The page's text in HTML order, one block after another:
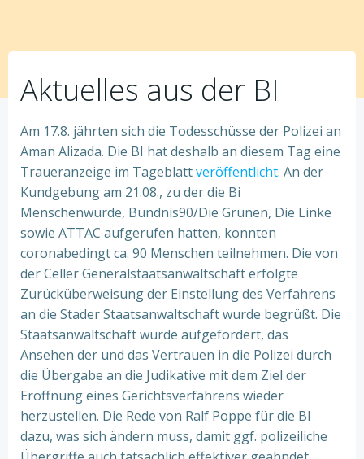
Aktuelles aus der BI
Am 17.8. jährten sich die Todesschüsse der Polizei an
Aman Alizada. Die BI hat deshalb an diesem Tag eine
Traueranzeige im Tageblattveröffentlicht. An der
Kundgebung am 21.08., zu der die Bi
Menschenwürde, Bündnis90/Die Grünen, Die Linke
sowie ATTAC aufgerufen hatten, konnten
coronabedingt ca. 90 Menschen teilnehmen. Die von
der Celler Generalstaatsanwaltschaft erfolgte
Zurücküberweisung der Einstellung des Verfahrens
an die Stader Staatsanwaltschaft wurde begrüßt. Die
Staatsanwaltschaft wurde aufgefordert, das
Ansehen der und das Vertrauen in die Polizei durch
die Übergabe an die Judikative mit dem Ziel der
Eröffnung eines Gerichtsverfahrens wieder
herzustellen. Die Rede von Ralf Poppe für die BI
dazu, was sich ändern muss, damit ggf. polizeiliche